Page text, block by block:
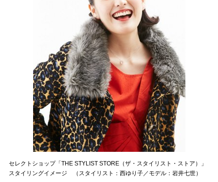
セレクトショップ「THE STYLIST STORE（ザ・スタイリスト・ストア）」
スタイリングイメージ （スタイリスト：西ゆり子／モデル：岩井七世）